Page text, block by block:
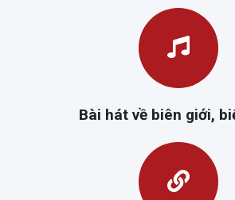
Bài hát về biên giới,